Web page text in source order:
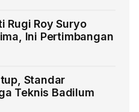
Rugi Roy Suryo
Ini Pertimbangan
Standar
Teknis Badilum